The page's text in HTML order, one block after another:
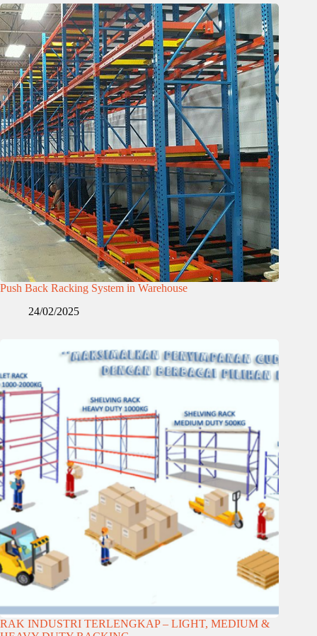
Push Back Racking System in Warehouse
24/02/2025
RAK INDUSTRI TERLENGKAP – LIGHT, MEDIUM &